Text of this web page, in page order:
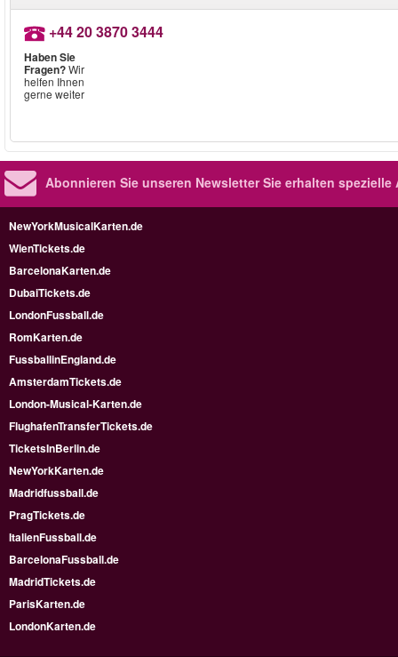
+44 20 3870 3444
Haben Sie
Fragen?Wir
helfen Ihnen
gerne weiter
Abonnieren Sie unseren NewsletterSie erhalten spezielle
NewYorkMusicalKarten.de
WienTickets.de
BarcelonaKarten.de
DubaiTickets.de
LondonFussball.de
RomKarten.de
FussballinEngland.de
AmsterdamTickets.de
London-Musical-Karten.de
FlughafenTransferTickets.de
TicketsInBerlin.de
NewYorkKarten.de
Madridfussball.de
PragTickets.de
ItalienFussball.de
BarcelonaFussball.de
MadridTickets.de
ParisKarten.de
LondonKarten.de